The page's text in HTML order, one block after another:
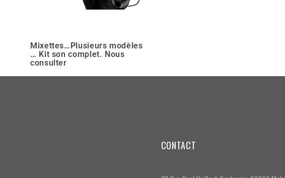
Mixettes…Plusieurs modèles
… Kit son complet. Nous
consulter
CONTACT